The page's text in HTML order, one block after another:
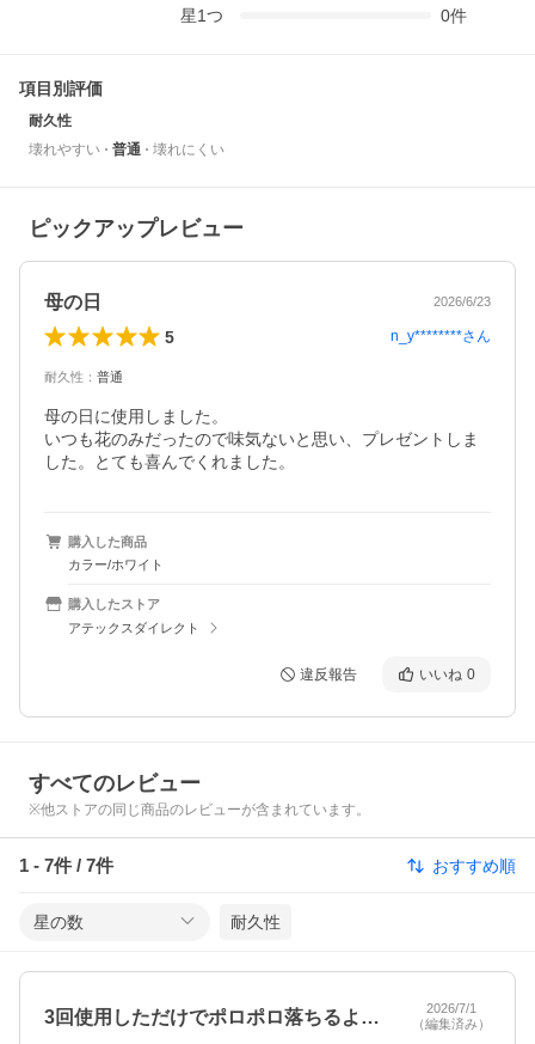
星1つ 0件
項目別評価
耐久性
壊れやすい
普通 壊れにくい
ピックアップレビュー
母の日 2026/6/23
5 n_y********さん
耐久性 ： 普通
母の日に使用しました。
いつも花のみだったので味気ないと思い、プレゼントしま
した。とても喜んでくれました。
購入した商品
カラー/ホワイト
購入したストア
アテックスダイレクト
違反報告 いいね 0
すべてのレビュー
※他ストアの同じ商品のレビューが含まれています。
1 - 7件 / 7件 おすすめ順
星の数 耐久性
3回使用しただけでポロポロ落ちるように。
2026/7/1
（編集済み）